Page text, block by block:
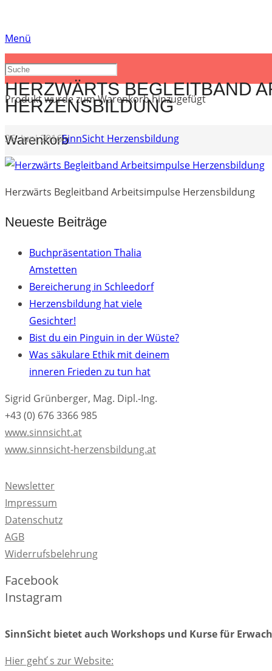
Menü
Produktwurde zum Warenkorb hinzugefügt
Warenkorb
HERZWÄRTS BEGLEITBAND
HERZENSBILDUNG
26. Juni 2016SinnSicht Herzensbildung
Herzwärts Begleitband Arbeitsimpulse Herzensbildung
Neueste Beiträge
Buchpräsentation Thalia
Amstetten
Bereicherung in Schleedorf
Herzensbildung hat viele
Gesichter!
Bist du ein Pinguin in der Wüste?
Was säkulare Ethik mit deinem
inneren Frieden zu tun hat
Sigrid Grünberger, Mag. Dipl.-Ing.
+43 (0) 676 3366 985
www.sinnsicht.at
www.sinnsicht-herzensbildung.at
Newsletter
Impressum
Datenschutz
AGB
Widerrufsbelehrung
Facebook
Instagram
SinnSicht bietet auch Workshops und Kurse für
Hier geht ́s zur Website: